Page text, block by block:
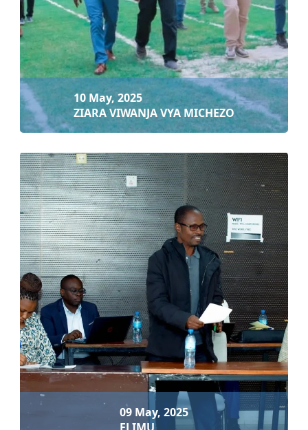
10 May, 2025
ZIARA VIWANJA VYA MICHEZO
Soma zaidi
10 May, 2025
ZIARA VIWANJA VYA MICHEZO
09 May, 2025
ELIMU